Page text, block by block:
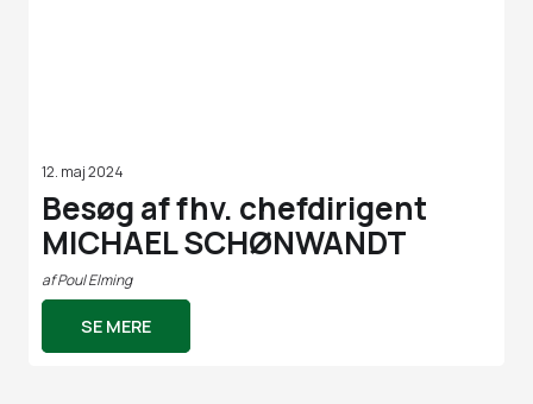
12. maj 2024
Besøg af fhv. chefdirigent
MICHAEL SCHØNWANDT
afPoul Elming
SE MERE